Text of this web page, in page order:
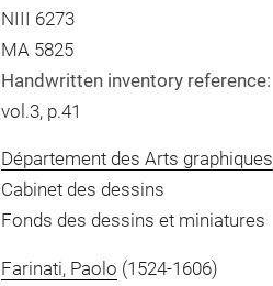
NIII 6273
MA 5825
Handwritten inventory reference:
vol.3, p.41
Département des Arts graphiques
Cabinet des dessins
Fonds des dessins et miniatures
Farinati, Paolo (1524-1606)